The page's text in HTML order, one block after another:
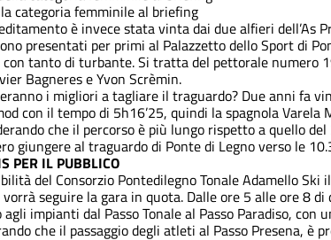
categoria femminile al briefing
è invece stata vinta dai due alfieri dell’As
presentati per primi al Palazzetto dello Sport di
con tanto di turbante. Si tratta del pettorale numero
Bagneres e Yvon Scrèmin.
i migliori a tagliare il traguardo? Due anni fa
con il tempo di 5h16’25, quindi la spagnola
che il percorso è più lungo rispetto a quello
giungere al traguardo di Ponte di Legno verso le
PER IL PUBBLICO
del Consorzio Pontedilegno Tonale Adamello
seguire la gara in quota. Dalle ore 5 alle ore 8
agli impianti dal Passo Tonale al Passo Paradiso,
che il passaggio degli atleti al Passo Presena, è